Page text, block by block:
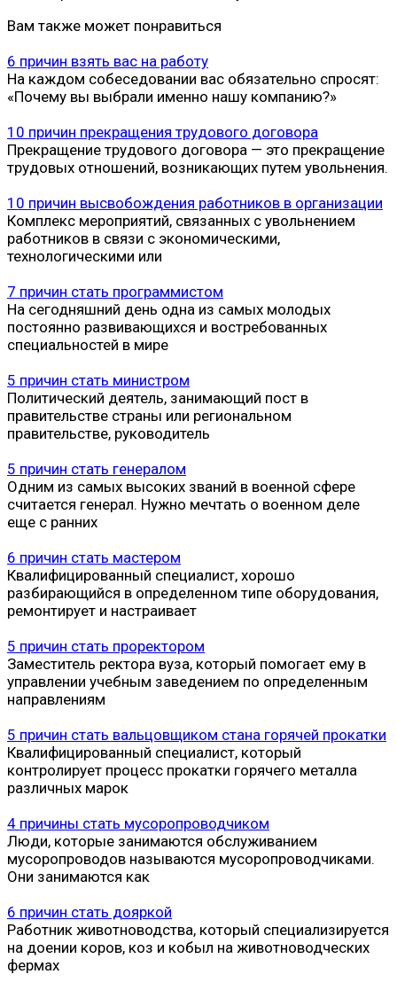
Вам также может понравиться
6 причин взять вас на работу
На каждом собеседовании вас обязательно спросят:
«Почему вы выбрали именно нашу компанию?»
10 причин прекращения трудового договора
Прекращение трудового договора — это прекращение
трудовых отношений, возникающих путем увольнения.
10 причин высвобождения работников в организации
Комплекс мероприятий, связанных с увольнением
работников в связи с экономическими,
технологическими или
7 причин стать программистом
На сегодняшний день одна из самых молодых
постоянно развивающихся и востребованных
специальностей в мире
5 причин стать министром
Политический деятель, занимающий пост в
правительстве страны или региональном
правительстве, руководитель
5 причин стать генералом
Одним из самых высоких званий в военной сфере
считается генерал. Нужно мечтать о военном деле
еще с ранних
6 причин стать мастером
Квалифицированный специалист, хорошо
разбирающийся в определенном типе оборудования,
ремонтирует и настраивает
5 причин стать проректором
Заместитель ректора вуза, который помогает ему в
управлении учебным заведением по определенным
направлениям
5 причин стать вальцовщиком стана горячей прокатки
Квалифицированный специалист, который
контролирует процесс прокатки горячего металла
различных марок
4 причины стать мусоропроводчиком
Люди, которые занимаются обслуживанием
мусоропроводов называются мусоропроводчиками.
Они занимаются как
6 причин стать дояркой
Работник животноводства, который специализируется
на доении коров, коз и кобыл на животноводческих
фермах